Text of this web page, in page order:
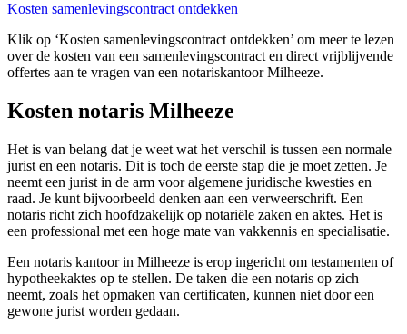
Kosten samenlevingscontract ontdekken
Klik op ‘Kosten samenlevingscontract ontdekken’ om meer te lezen
over de kosten van een samenlevingscontract en direct vrijblijvende
offertes aan te vragen van een notariskantoor Milheeze.
Kosten notaris Milheeze
Het is van belang dat je weet wat het verschil is tussen een normale
jurist en een notaris. Dit is toch de eerste stap die je moet zetten. Je
neemt een jurist in de arm voor algemene juridische kwesties en
raad. Je kunt bijvoorbeeld denken aan een verweerschrift. Een
notaris richt zich hoofdzakelijk op notariële zaken en aktes. Het is
een professional met een hoge mate van vakkennis en specialisatie.
Een notaris kantoor in Milheeze is erop ingericht om testamenten of
hypotheekaktes op te stellen. De taken die een notaris op zich
neemt, zoals het opmaken van certificaten, kunnen niet door een
gewone jurist worden gedaan.